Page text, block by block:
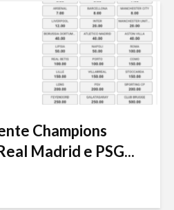
Champions
Madrid e PSG...